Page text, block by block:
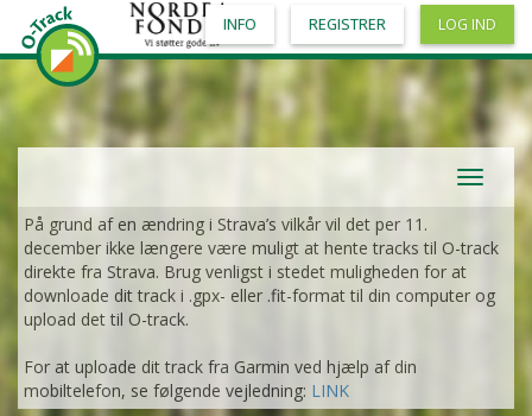
Toggle
På grund af en ændring i Strava’s vilkår vil det per 11.
december ikke længere være muligt at hente tracks til O-track
direkte fra Strava. Brug venligst i stedet muligheden for at
downloade dit track i .gpx- eller .fit-format til din computer og
upload det til O-track.
For at uploade dit track fra Garmin ved hjælp af din
mobiltelefon, se følgende vejledning: LINK
INFO REGISTRER LOG IND